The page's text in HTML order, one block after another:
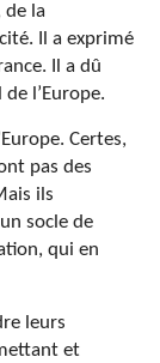
de la
Il a exprimé
Il a dû
l’Europe.
Certes,
pas des
ils
socle de
qui en
leurs
et